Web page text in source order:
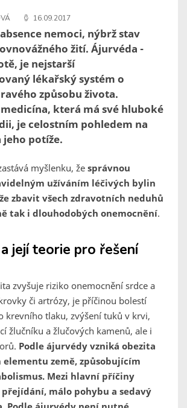
16.09.2017
nemoci, nýbrž stav
žití. Ájurvéda -
je nejstarší
lékařský systém o
způsobu života.
která má své hluboké
je celostním pohledem na
jeho potíže.
myšlenku, že správnou
užíváním léčivých bylin
zbavit všech zdravotních neduhů
tak i dlouhodobých onemocnění.
její teorie pro řešení
zvyšuje riziko onemocnění srdce a
či artrózy, je příčinou bolestí
krevního tlaku, zvýšení tuků v krvi,
žlučníku a žlučových kamenů, ale i
Podle ájurvédy vzniká obezita
elementu země, způsobujícím
Mezi hlavní příčiny
málo pohybu a sedavý